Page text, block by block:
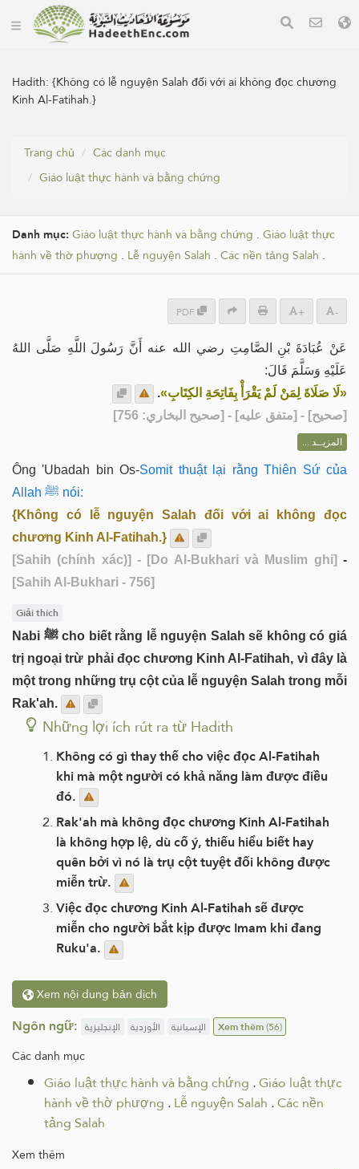
Hadith:{Không có lễ nguyện Salah đối với ai không đọc chương
Kinh Al-Fatihah.}
Trang chủ
Các danh mục
Giáo luật thực hành và bằng chứng
Danh mục: Giáo luật thực hành và bằng chứng . Giáo luật thực
hành về thờ phượng . Lễ nguyện Salah . Các nền tảng Salah .
PDF + -
عَنْ عُبَادَةَ بْنِ الصَّامِتِ رضي الله عنه أَنَّ رَسُولَ اللَّهِ صَلَّى اللهُ
عَلَيْهِ وَسَلَّمَ قَالَ:
«لَا صَلَاةَ لِمَنْ لَمْ يَقْرَأْ بِفَاتِحَةِ الكِتَابِ».
[صحيح] - [متفق عليه] - [صحيح البخاري: 756]
المزيــد ...
Ông 'Ubadah bin Os-Somit thuật lại rằng Thiên Sứ của
Allah ﷺ nói:
{Không có lễ nguyện Salah đối với ai không đọc
chương Kinh Al-Fatihah.}
[Sahih (chính xác)] - [Do Al-Bukhari và Muslim ghi] -
[Sahih Al-Bukhari - 756]
Giải thích
Nabi ﷺ cho biết rằng lễ nguyện Salah sẽ không có giá
trị ngoại trừ phải đọc chương Kinh Al-Fatihah, vì đây là
một trong những trụ cột của lễ nguyện Salah trong mỗi
Rak'ah.
Những lợi ích rút ra từ Hadith
Không có gì thay thế cho việc đọc Al-Fatihah
khi mà một người có khả năng làm được điều
đó.
Rak'ah mà không đọc chương Kinh Al-Fatihah
là không hợp lệ, dù cố ý, thiếu hiểu biết hay
quên bởi vì nó là trụ cột tuyệt đối không được
miễn trừ.
Việc đọc chương Kinh Al-Fatihah sẽ được
miễn cho người bắt kịp được Imam khi đang
Ruku'a.
Xem nội dung bản dịch
Ngôn ngữ: الإنجليزية الأوردية الإسبانية Xem thêm(56)
Các danh mục
Giáo luật thực hành và bằng chứng .Giáo luật thực
hành về thờ phượng .Lễ nguyện Salah .Các nền
tảng Salah
Xem thêm